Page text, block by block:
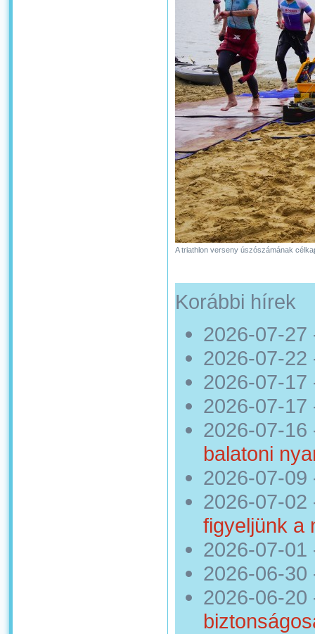
A triathlon verseny úszószámának
Korábbi hírek
2026-07-27
2026-07-22
2026-07-17
2026-07-17
2026-07-16
balatoni
2026-07-09
2026-07-02
figyeljünk a
2026-07-01
2026-06-30
2026-06-20